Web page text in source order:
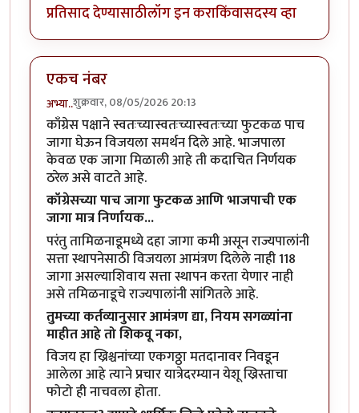
प्रतिसाद देण्यासाठीलॉग इन कराकिंवासदस्य व्हा
एकच नंबर
अभ्या..शुक्रवार, 08/05/2026 20:13
काँग्रेस पक्षाने स्वतःच्यास्वतःच्यास्वतःच्या फुटकळ पाच
जागा घेऊन विजयला समर्थन दिले आहे. भाजपाला
केवळ एक जागा मिळाली आहे ती कदाचित निर्णयक
ठरेल असे वाटते आहे.
कॉग्रेसच्या पाच जागा फुटकळ आणि भाजपाची एक
जागा मात्र निर्णायक...
परंतु तामिळनाडूमध्ये दहा जागा कमी असून राज्यपालांनी
सत्ता स्थापनेसाठी विजयला आमंत्रण दिलेले नाही 118
जागा असल्याशिवाय सत्ता स्थापन करता येणार नाही
असे तमिळनाडूचे राज्यपालांनी सांगितले आहे.
तुमच्या कर्तव्यानुसार आमंत्रण द्या, नियम सगळ्यांना
माहीत आहे तो शिकवू नका,
विजय हा ख्रिश्चनांच्या एकगठ्ठा मतदानावर निवडून
आलेला आहे त्याने प्रचार यात्रेदरम्यान येशू ख्रिस्ताचा
फोटो ही नाचवला होता.